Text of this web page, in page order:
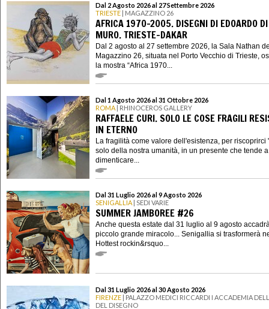
Dal 2 Agosto 2026 al 27 Settembre 2026
TRIESTE | MAGAZZINO 26
AFRICA 1970-2005. DISEGNI DI EDOARDO DI
MURO. TRIESTE-DAKAR
Dal 2 agosto al 27 settembre 2026, la Sala Nathan
Magazzino 26, situata nel Porto Vecchio di Trieste,
la mostra “Africa 1970...
Dal 1 Agosto 2026 al 31 Ottobre 2026
ROMA | RHINOCEROS GALLERY
RAFFAELE CURI. SOLO LE COSE FRAGILI
IN ETERNO
La fragilità come valore dell'esistenza, per riscoprirci
solo della nostra umanità, in un presente che tende
dimenticare...
Dal 31 Luglio 2026 al 9 Agosto 2026
SENIGALLIA | SEDI VARIE
SUMMER JAMBOREE #26
Anche questa estate dal 31 luglio al 9 agosto
piccolo grande miracolo... Senigallia si trasformerà
Hottest rockin&rsquo...
Dal 31 Luglio 2026 al 30 Agosto 2026
FIRENZE | PALAZZO MEDICI RICCARDI I ACCADEMIA
DEL DISEGNO